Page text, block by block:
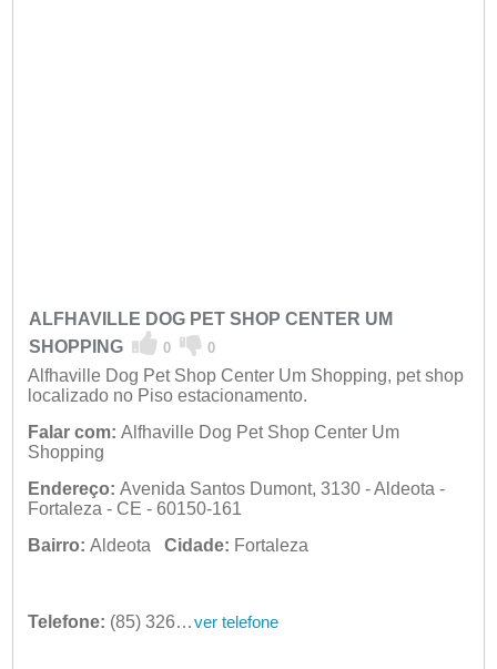
ALFHAVILLE DOG PET SHOP CENTER UM
SHOPPING
0 0
Alfhaville Dog Pet Shop Center Um Shopping, pet shop
localizado no Piso estacionamento.
Falar com: Alfhaville Dog Pet Shop Center Um
Shopping
Endereço: Avenida Santos Dumont, 3130 - Aldeota -
Fortaleza - CE - 60150-161
Bairro: Aldeota Cidade: Fortaleza
Telefone: (85) 3261-0088 ver telefone